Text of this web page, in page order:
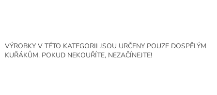
i
s
VÝROBKY V TÉTO KATEGORII JSOU URČENY POUZE DOSPĚLÝM
KUŘÁKŮM. POKUD NEKOUŘÍTE, NEZAČÍNEJTE!